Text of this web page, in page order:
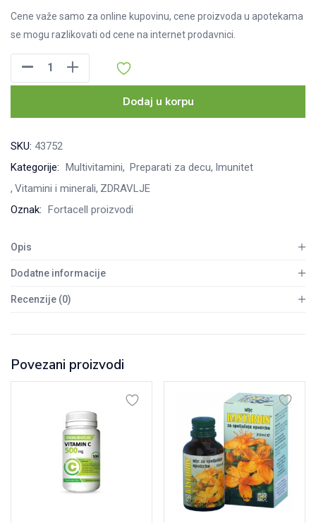
Cene važe samo za online kupovinu, cene proizvoda u apotekama
se mogu razlikovati od cene na internet prodavnici.
Immuno
15
Dodaj u korpu
SKU: 43752
Kategorije: Multivitamini Preparati za decu Imunitet
Vitamini i minerali ZDRAVLJE
Oznak: Fortacell proizvodi
Opis
Dodatne informacije
Recenzije (0)
Povezani proizvodi